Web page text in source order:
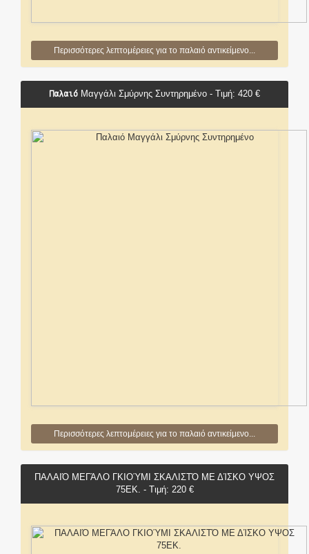
Περισσότερες λεπτομέρειες για το παλαιό αντικείμενο...
Παλαιό Μαγγάλι Σμύρνης Συντηρημένο - Τιμή: 420 €
Περισσότερες λεπτομέρειες για το παλαιό αντικείμενο...
ΠΑΛΑΙΌ ΜΕΓΆΛΟ ΓΚΙΟΎΜΙ ΣΚΑΛΙΣΤΌ ΜΕ ΔΊΣΚΟ ΥΨΟΣ
75ΕΚ. - Τιμή: 220 €